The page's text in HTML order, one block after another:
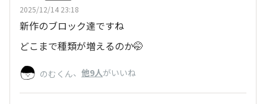
2025/12/14 23:18
新作のブロック達ですね
どこまで種類が増えるのか🤭
のむくん、 他9人がいいね